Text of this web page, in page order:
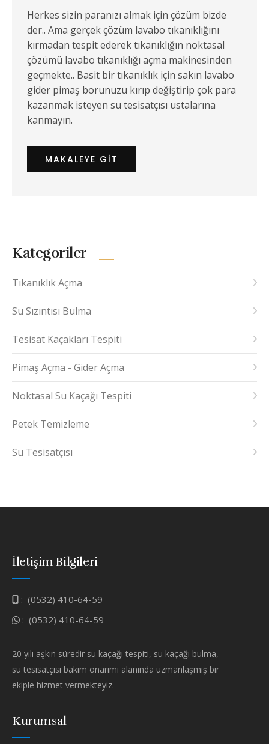
Herkes sizin paranızı almak için çözüm bizde
der.. Ama gerçek çözüm lavabo tıkanıklığını
kırmadan tespit ederek tıkanıklığın noktasal
çözümü lavabo tıkanıklığı açma makinesinden
geçmekte.. Basit bir tıkanıklık için sakın lavabo
gider pimaş borunuzu kırıp değiştirip çok para
kazanmak isteyen su tesisatçısı ustalarına
kanmayın.
MAKALEYE GIT
Kategoriler
Tıkanıklık Açma
Su Sızıntısı Bulma
Tesisat Kaçakları Tespiti
Pimaş Açma - Gider Açma
Noktasal Su Kaçağı Tespiti
Petek Temizleme
Su Tesisatçısı
İletişim Bilgileri
: (0532) 410-64-59
: (0532) 410-64-59
20 yılı aşkın süredir su kaçağı tespiti, su kaçağı bulma,
su tesisatçısı bakım onarımı alanında uzmanlaşmış bir
ekiple hizmet vermekteyiz.
Kurumsal